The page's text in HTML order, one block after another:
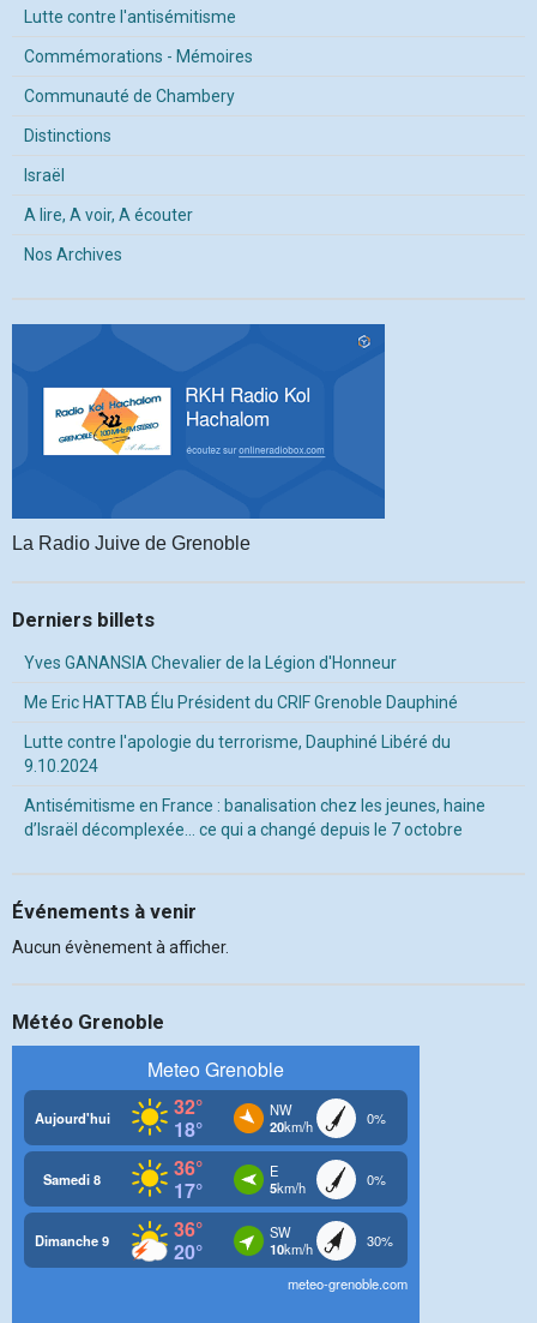
Lutte contre l'antisémitisme
Commémorations - Mémoires
Communauté de Chambery
Distinctions
Israël
A lire, A voir, A écouter
Nos Archives
La Radio Juive de Grenoble
Derniers billets
Yves GANANSIA Chevalier de la Légion d'Honneur
Me Eric HATTAB Élu Président du CRIF Grenoble Dauphiné
Lutte contre l'apologie du terrorisme, Dauphiné Libéré du
9.10.2024
Antisémitisme en France : banalisation chez les jeunes, haine
d’Israël décomplexée… ce qui a changé depuis le 7 octobre
Événements à venir
Aucun évènement à afficher.
Météo Grenoble